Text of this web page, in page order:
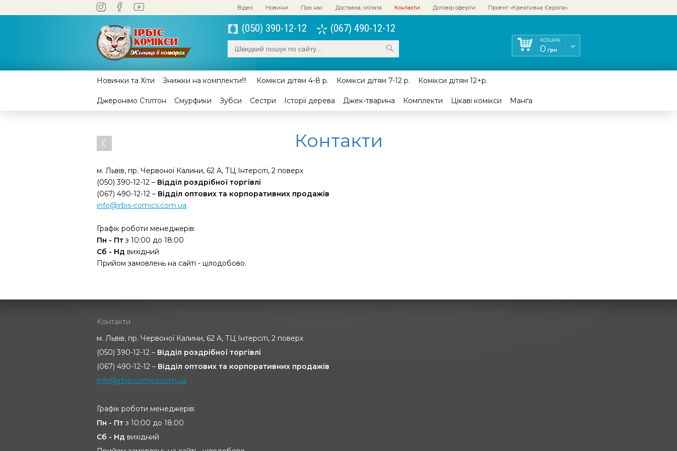
Відео Новини Про нас Доставка, оплата Контакти Договір оферти Проект «Креативна Європа»
(050) 390-12-12 (067) 490-12-12
Новинки та Хіти Знижки на комплекти!!! Комікси дітям 4-8 р. Комікси дітям 7-12 р. Комікси дітям 12+р.
Джеронімо Стілтон Смурфики Зубси Сестри Історії дерева Джек-тварина Комплекти Цікаві комікси Манґа
Контакти
м. Львів, пр. Червоної Калини, 62 А, ТЦ Інтерсіті, 2 поверх
(050) 390-12-12 – Відділ роздрібної торгівлі
(067) 490-12-12 – Відділ оптових та корпоративних продажів
info@irbis-comics.com.ua
Графік роботи менеджерів:
Пн - Пт з 10:00 до 18:00
Сб - Нд вихідний
Прийом замовлень на сайті - цілодобово.
КОШИК
0 грн
Контакти
м. Львів, пр. Червоної Калини, 62 А, ТЦ Інтерсіті, 2 поверх
(050) 390-12-12 – Відділ роздрібної торгівлі
(067) 490-12-12 – Відділ оптових та корпоративних продажів
info@irbis-comics.com.ua
Графік роботи менеджерів:
Пн - Пт з 10:00 до 18:00
Сб - Нд вихідний